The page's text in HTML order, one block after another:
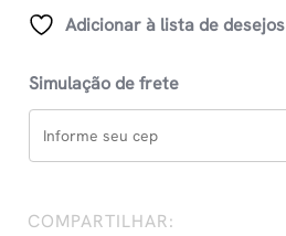
Adicionar à lista de desejos
Simulação de frete
COMPARTILHAR: